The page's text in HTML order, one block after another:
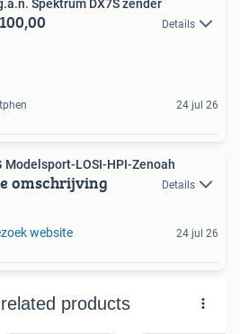
Spektrum DX7S zender
Details
24 jul 26
Modelsport-LOSI-HPI-Zenoah
omschrijving Details
website 24 jul 26